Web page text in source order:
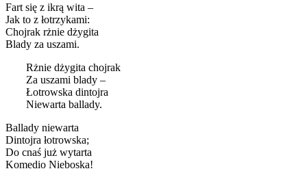
Fart się z ikrą wita –
Jak to z łotrzykami:
Chojrak rżnie dżygita
Blady za uszami.
Rżnie dżygita chojrak
Za uszami blady –
Łotrowska dintojra
Niewarta ballady.
Ballady niewarta
Dintojra łotrowska;
Do cnaś już wytarta
Komedio Nieboska!